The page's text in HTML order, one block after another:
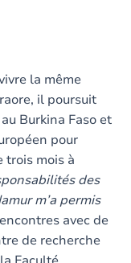
la même
il poursuit
Burkina Faso et
pour
trois mois à
des
m’a permis
avec de
de recherche